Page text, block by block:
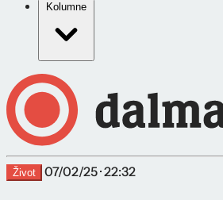
Kolumne
Život 07/02/25 · 22:32